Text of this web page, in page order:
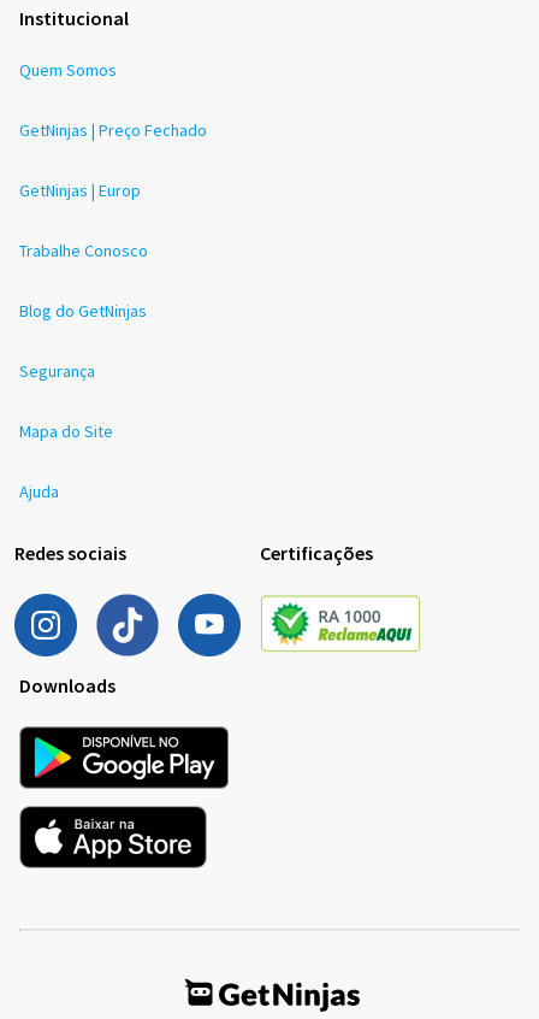
Institucional
Quem Somos
GetNinjas | Preço Fechado
GetNinjas | Europ
Trabalhe Conosco
Blog do GetNinjas
Segurança
Mapa do Site
Ajuda
Redes sociais Certificações
Downloads